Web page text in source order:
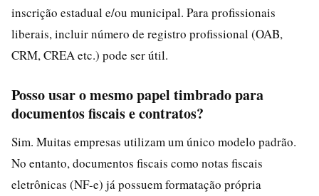
inscrição estadual e/ou municipal. Para profissionais
liberais, incluir número de registro profissional (OAB,
CRM, CREA etc.) pode ser útil.
Posso usar o mesmo papel timbrado para
documentos fiscais e contratos?
Sim. Muitas empresas utilizam um único modelo padrão.
No entanto, documentos fiscais como notas fiscais
eletrônicas (NF-e) já possuem formatação própria